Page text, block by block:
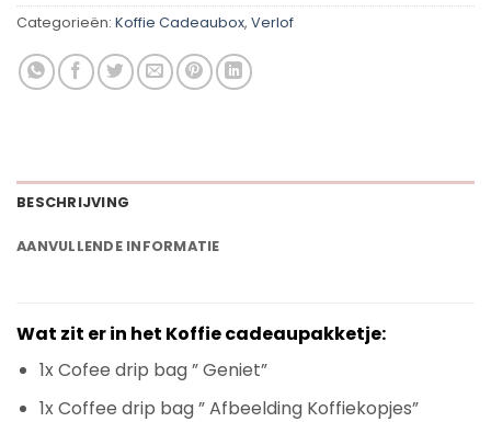
Categorieën: Koffie Cadeaubox, Verlof
BESCHRIJVING
AANVULLENDE INFORMATIE
Wat zit er in het Koffie cadeaupakketje:
1x Cofee drip bag ” Geniet”
1x Coffee drip bag ” Afbeelding Koffiekopjes”